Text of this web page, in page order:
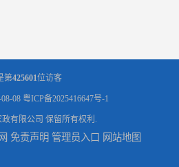
第425601位访客
08 粤ICP备2025416647号-1
有限公司 保留所有权利.
免责声明 管理员入口 网站地图